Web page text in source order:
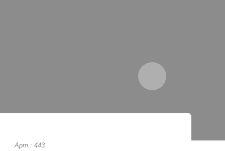
Арт.: 443